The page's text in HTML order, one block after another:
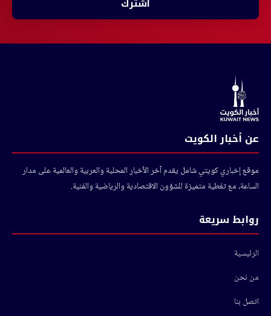
اشترك
عن أخبار الكويت
موقع إخباري كويتي شامل يقدم آخر الأخبار المحلية والعربية والعالمية على مدار
الساعة، مع تغطية متميزة للشؤون الاقتصادية والرياضية والفنية.
روابط سريعة
الرئيسية
من نحن
اتصل بنا